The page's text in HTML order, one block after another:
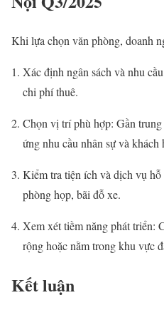
Khi lựa chọn văn phòng, doanh
Xác định ngân sách và nhu
chi phí thuê.
Chọn vị trí phù hợp: Gần
ứng nhu cầu nhân sự và khách
Kiểm tra tiện ích và dịch vụ
phòng họp, bãi đỗ xe.
Xem xét tiềm năng phát triển:
rộng hoặc nằm trong khu vực
Kết luận